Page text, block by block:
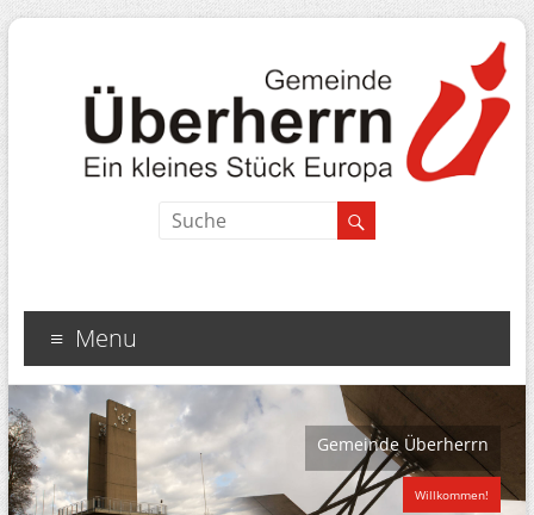
Menu
Gemeinde Überherrn
Willkommen!